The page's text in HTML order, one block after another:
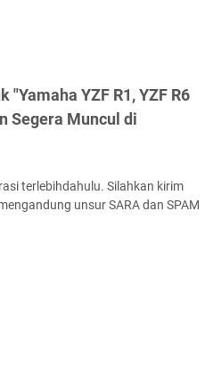
YZF R1, YZF R6
Segera Muncul di
terlebihdahulu. Silahkan kirim
unsur SARA dan SPAM